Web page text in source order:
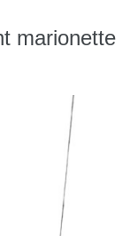
marionette